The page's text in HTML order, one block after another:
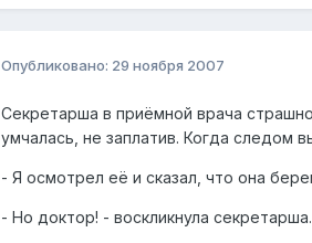
Опубликовано: 29 ноября 2007
Секретарша в приёмной врача
умчалась, не заплатив. Когда следом
- Я осмотрел её и сказал, что она
- Но доктор! - воскликнула